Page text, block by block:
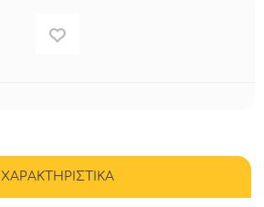
ΧΑΡΑΚΤΗΡΙΣΤΙΚΑ